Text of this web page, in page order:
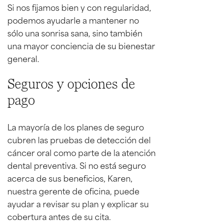
Si nos fijamos bien y con regularidad,
podemos ayudarle a mantener no
sólo una sonrisa sana, sino también
una mayor conciencia de su bienestar
general.
Seguros y opciones de
pago
La mayoría de los planes de seguro
cubren las pruebas de detección del
cáncer oral como parte de la atención
dental preventiva. Si no está seguro
acerca de sus beneficios, Karen,
nuestra gerente de oficina, puede
ayudar a revisar su plan y explicar su
cobertura antes de su cita.